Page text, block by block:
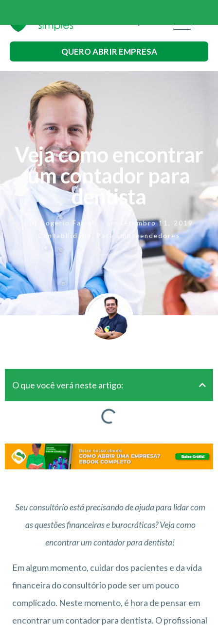
QUERO ABRIR EMPRESA
Veja como encontrar
um contador para
dentista
Rogerio Fameli Em
setembro 11, 2019
Contabilidade
Para Empreendedores
O que você verá neste artigo:
Seu consultório está precisando de ajuda para lidar com
as questões financeiras e burocráticas? Veja como
encontrar um contador para dentista!
Em algum momento, cuidar dos pacientes e da vida
financeira do consultório pode ser um pouco
complicado. Neste momento, é hora de pensar em
encontrar um contador para dentista. O profissional